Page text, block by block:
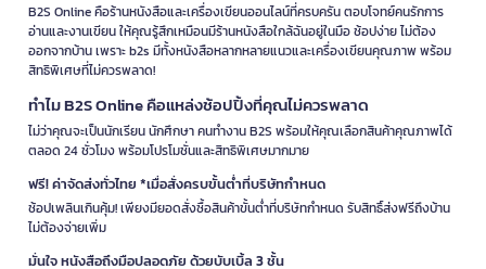
B2S Online คือร้านหนังสือและเครื่องเขียนออนไลน์ที่ครบครัน ตอบโจทย์คนรักการ
อ่านและงานเขียน ให้คุณรู้สึกเหมือนมีร้านหนังสือใกล้ฉันอยู่ในมือ ช้อปง่าย ไม่ต้อง
ออกจากบ้าน เพราะ b2s มีทั้งหนังสือหลากหลายแนวและเครื่องเขียนคุณภาพ พร้อม
สิทธิพิเศษที่ไม่ควรพลาด!
ทำไม B2S Online คือแหล่งช้อปปิ้งที่คุณไม่ควรพลาด
ไม่ว่าคุณจะเป็นนักเรียน นักศึกษา คนทำงาน B2S พร้อมให้คุณเลือกสินค้าคุณภาพได้
ตลอด 24 ชั่วโมง พร้อมโปรโมชั่นและสิทธิพิเศษมากมาย
ฟรี! ค่าจัดส่งทั่วไทย *เมื่อสั่งครบขั้นต่ำที่บริษัทกำหนด
ช้อปเพลินเกินคุ้ม! เพียงมียอดสั่งซื้อสินค้าขั้นต่ำที่บริษัทกำหนด รับสิทธิ์ส่งฟรีถึงบ้าน
ไม่ต้องจ่ายเพิ่ม
มั่นใจ หนังสือถึงมือปลอดภัย ด้วยบับเบิ้ล 3 ชั้น